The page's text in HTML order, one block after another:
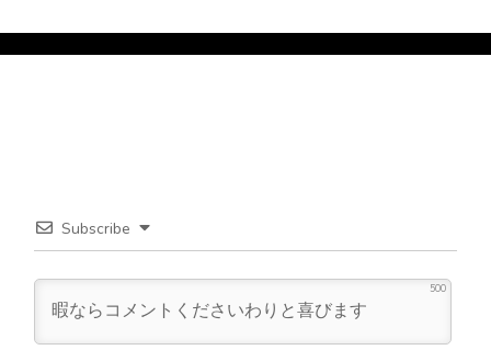
Subscribe
500